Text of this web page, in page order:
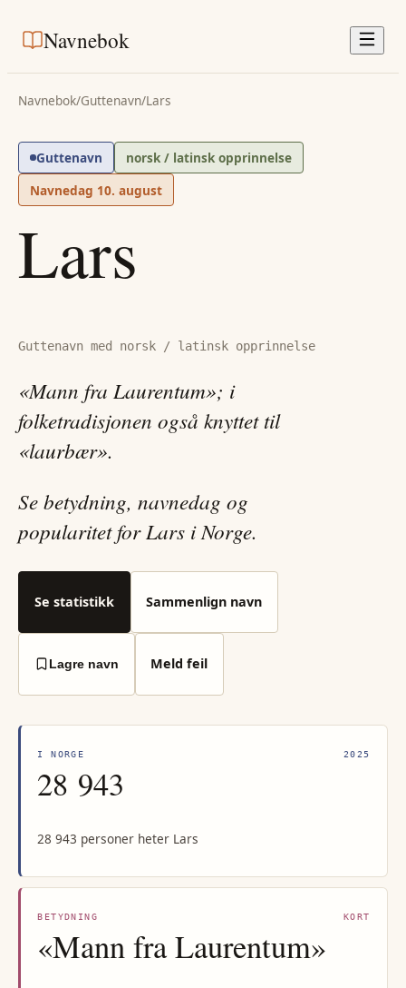
Navnebok
Navnebok/Guttenavn/Lars
Guttenavn
norsk / latinsk opprinnelse
Navnedag 10. august
Lars
Guttenavn med norsk / latinsk opprinnelse
«Mann fra Laurentum»; i
folketradisjonen også knyttet til
«laurbær».
Se betydning, navnedag og
popularitet for Lars i Norge.
Se statistikk Sammenlign navn
Lagre navn Meld feil
I NORGE 2025
28 943
28 943 personer heter Lars
BETYDNING KORT
«Mann fra Laurentum»